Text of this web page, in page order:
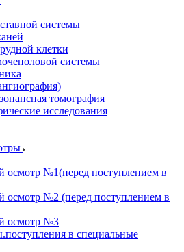
системы
клетки
системы
томография
исследования
осмотр №1(перед поступлением в
осмотр №2 (перед поступлением в
осмотр №3
в специальные